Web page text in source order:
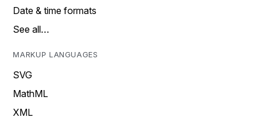
Date & time formats
See all…
MARKUP LANGUAGES
SVG
MathML
XML